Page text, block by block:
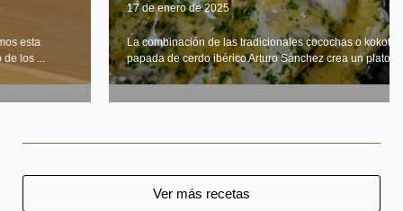
17 de enero de 2025
La combinación de las tradicionales cocochas o kokotxas con la
papada de cerdo ibérico Arturo Sánchez crea un plato único ...
Ver más recetas